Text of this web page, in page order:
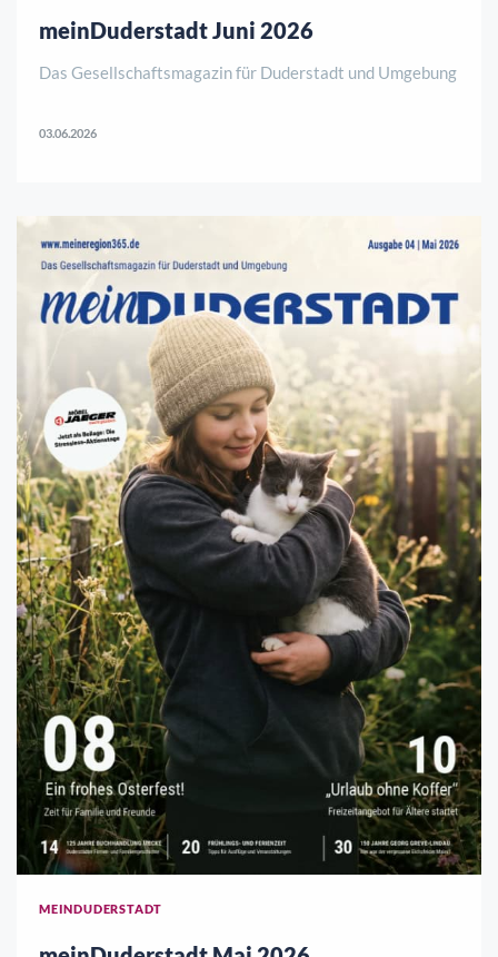
meinDuderstadt Juni 2026
Das Gesellschaftsmagazin für Duderstadt und Umgebung
03.06.2026
MEINDUDERSTADT